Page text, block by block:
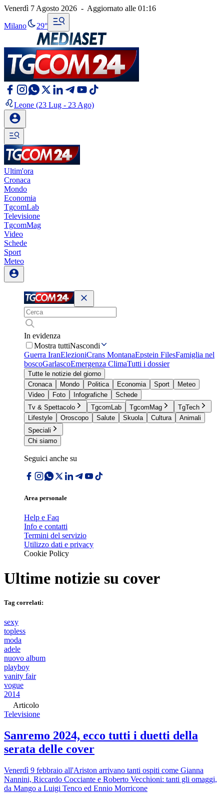
Venerdì 7 Agosto 2026 - Aggiornato alle 01:16
Milano 29°
Leone (23 Lug - 23 Ago)
Ultim'ora
Cronaca
Mondo
Economia
TgcomLab
Televisione
TgcomMag
Video
Schede
Sport
Meteo
In evidenza
Mostra tuttiNascondi
Guerra IranElezioniCrans MontanaEpstein FilesFamiglia nel
boscoGarlascoEmergenza ClimaTutti i dossier
Tutte le notizie del giorno
Cronaca
Mondo Politica Economia Sport
Meteo
Video
Foto Infografiche
Schede
Tv & Spettacolo
TgcomLab TgcomMag
TgTech
Lifestyle
Oroscopo Salute Skuola Cultura
Animali
Speciali
Chi siamo
Seguici anche su
Area personale
Help e Faq
Info e contatti
Termini del servizio
Utilizzo dati e privacy
Cookie Policy
Ultime notizie su cover
Tag correlati:
sexy
topless
moda
adele
nuovo album
playboy
vanity fair
vogue
2014
Articolo
Televisione
Sanremo 2024, ecco tutti i duetti della
serata delle cover
Venerdì 9 febbraio all'Ariston arrivano tanti ospiti come Gianna
Nannini, Riccardo Cocciante e Roberto Vecchioni: tanti gli omaggi,
da Mango a Luigi Tenco ed Ennio Morricone